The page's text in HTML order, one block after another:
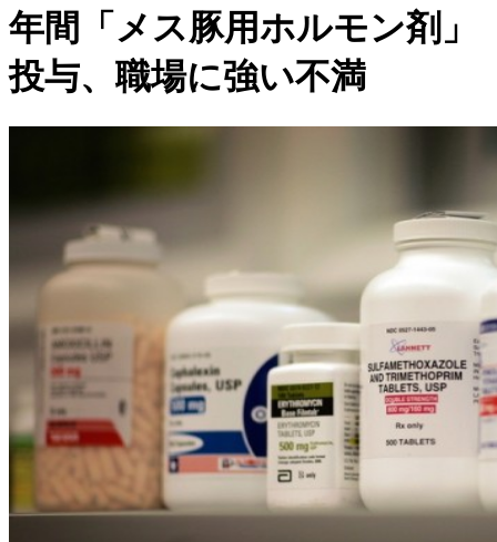
年間「メス豚用ホルモン剤」
投与、職場に強い不満